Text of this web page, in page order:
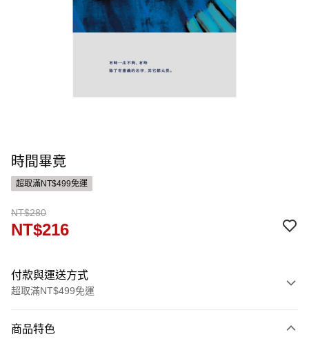
時間畢竟
超取滿NT$499免運
NT$280
NT$216
付款與運送方式
超取滿NT$499免運
信用卡一次付款
商品特色